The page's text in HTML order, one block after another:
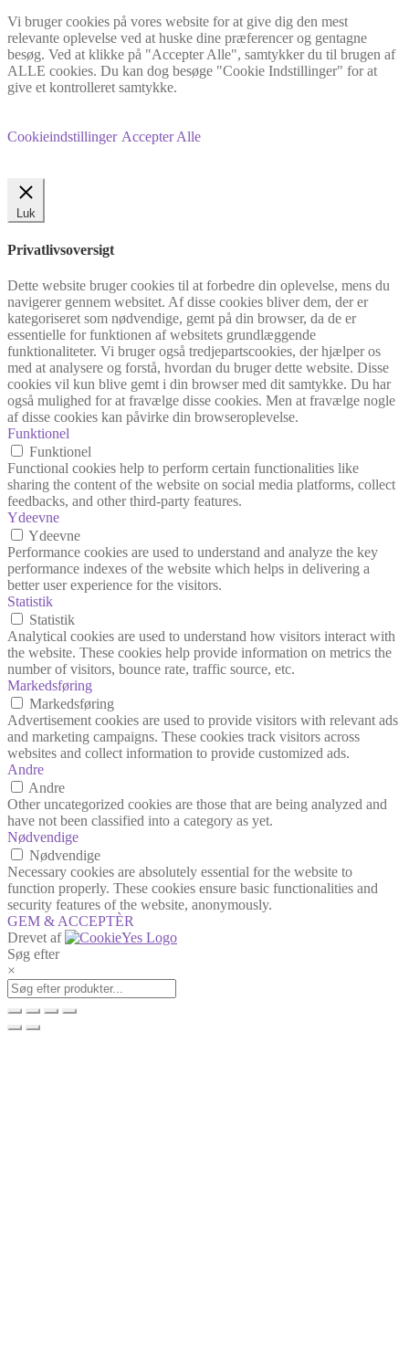
Vi bruger cookies på vores website for at give dig den mest
relevante oplevelse ved at huske dine præferencer og gentagne
besøg. Ved at klikke på "Accepter Alle", samtykker du til brugen af
ALLE cookies. Du kan dog besøge "Cookie Indstillinger" for at
give et kontrolleret samtykke.
Cookieindstillinger Accepter Alle
Luk
Privatlivsoversigt
Dette website bruger cookies til at forbedre din oplevelse, mens du
navigerer gennem websitet. Af disse cookies bliver dem, der er
kategoriseret som nødvendige, gemt på din browser, da de er
essentielle for funktionen af websitets grundlæggende
funktionaliteter. Vi bruger også tredjepartscookies, der hjælper os
med at analysere og forstå, hvordan du bruger dette website. Disse
cookies vil kun blive gemt i din browser med dit samtykke. Du har
også mulighed for at fravælge disse cookies. Men at fravælge nogle
af disse cookies kan påvirke din browseroplevelse.
Funktionel
Funktionel
Functional cookies help to perform certain functionalities like
sharing the content of the website on social media platforms, collect
feedbacks, and other third-party features.
Ydeevne
Ydeevne
Performance cookies are used to understand and analyze the key
performance indexes of the website which helps in delivering a
better user experience for the visitors.
Statistik
Statistik
Analytical cookies are used to understand how visitors interact with
the website. These cookies help provide information on metrics the
number of visitors, bounce rate, traffic source, etc.
Markedsføring
Markedsføring
Advertisement cookies are used to provide visitors with relevant ads
and marketing campaigns. These cookies track visitors across
websites and collect information to provide customized ads.
Andre
Andre
Other uncategorized cookies are those that are being analyzed and
have not been classified into a category as yet.
Nødvendige
Nødvendige
Necessary cookies are absolutely essential for the website to
function properly. These cookies ensure basic functionalities and
security features of the website, anonymously.
GEM & ACCEPTÈR
Drevet af
Søg efter
×